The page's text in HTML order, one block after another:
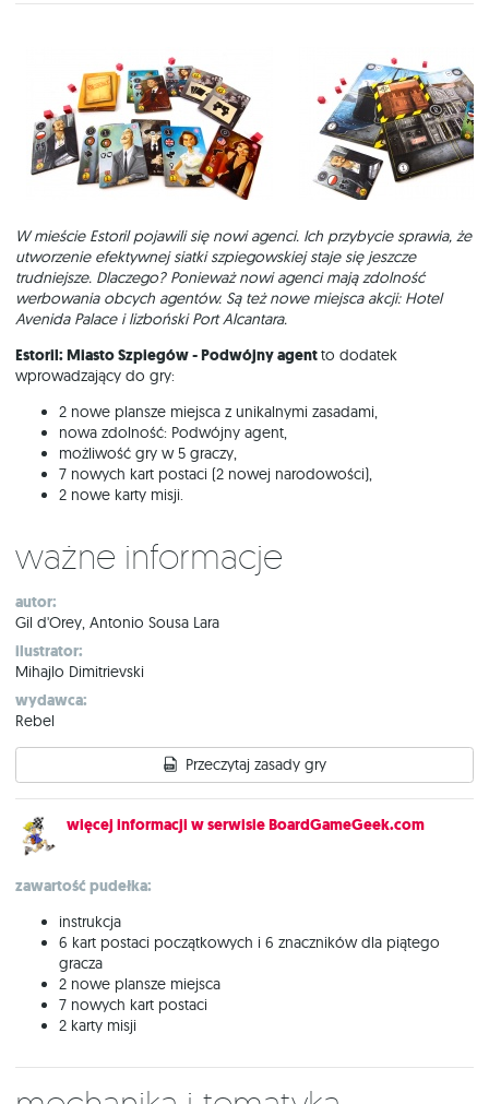
W mieście Estoril pojawili się nowi agenci. Ich przybycie sprawia, że
utworzenie efektywnej siatki szpiegowskiej staje się jeszcze
trudniejsze. Dlaczego? Ponieważ nowi agenci mają zdolność
werbowania obcych agentów. Są też nowe miejsca akcji: Hotel
Avenida Palace i lizboński Port Alcantara.
Estoril: Miasto Szpiegów - Podwójny agentto dodatek
wprowadzający do gry:
2 nowe plansze miejsca z unikalnymi zasadami,
nowa zdolność: Podwójny agent,
możliwość gry w 5 graczy,
7 nowych kart postaci (2 nowej narodowości),
2 nowe karty misji.
Ważne informacje
autor:
Gil d'Orey, Antonio Sousa Lara
ilustrator:
Mihajlo Dimitrievski
wydawca:
Rebel
Przeczytaj zasady gry
więcej informacji w serwisie BoardGameGeek.com
zawartość pudełka:
instrukcja
6 kart postaci początkowych i 6 znaczników dla piątego
gracza
2 nowe plansze miejsca
7 nowych kart postaci
2 karty misji